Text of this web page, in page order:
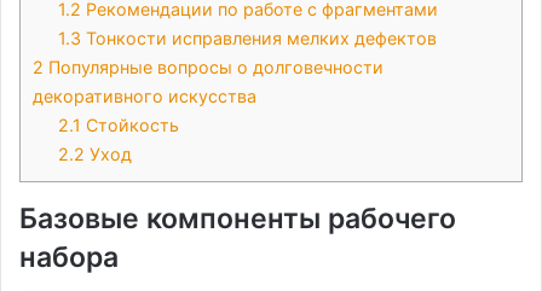
1.2 Рекомендации по работе с фрагментами
1.3 Тонкости исправления мелких дефектов
2 Популярные вопросы о долговечности
декоративного искусства
2.1 Стойкость
2.2 Уход
Базовые компоненты рабочего
набора